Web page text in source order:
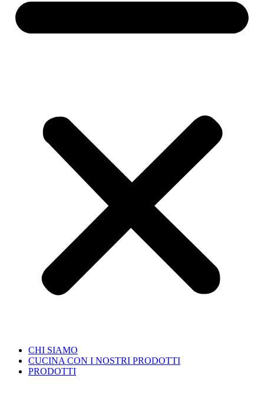
CHI SIAMO
CUCINA CON I NOSTRI PRODOTTI
PRODOTTI